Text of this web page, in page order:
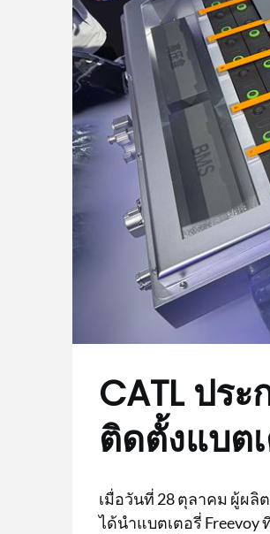
CATL ประ
ติดตั้งแบต
เมื่อวันที่ 28 ตุลาคม ผู้ผลิ
ได้นำแบตเตอรี่